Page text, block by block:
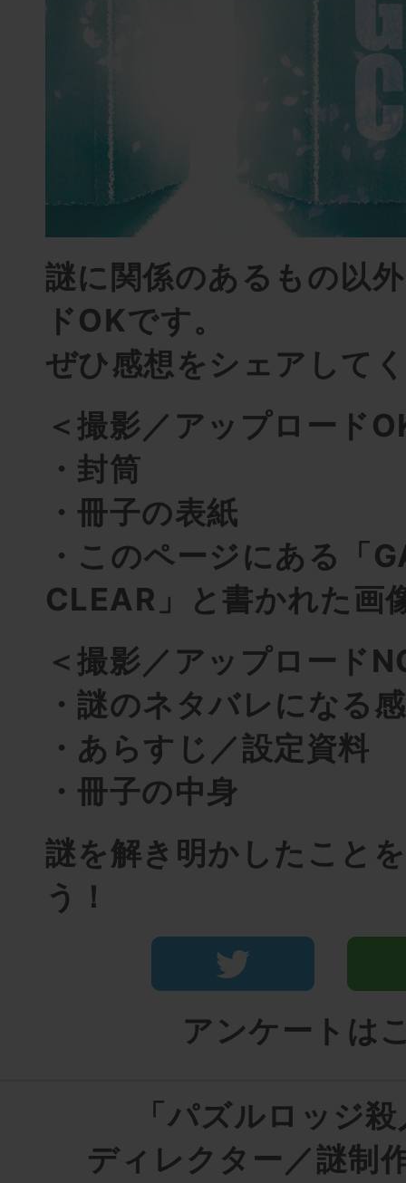
謎に関係のあるもの以
ドOKです。
ぜひ感想をシェアして
＜撮影／アップロード
・封筒
・冊子の表紙
・このページにある「
CLEAR」と書かれた画
＜撮影／アップロード
・謎のネタバレになる
・あらすじ／設定資料
・冊子の中身
謎を解き明かしたこと
う！
アンケートは
「パズルロッジ
ディレクター／謎制